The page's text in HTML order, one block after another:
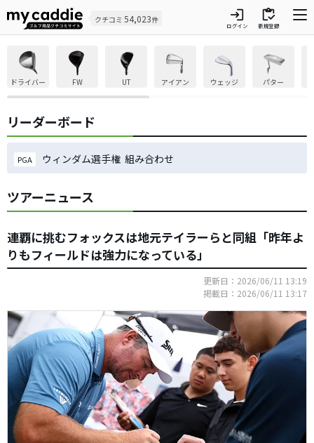
クチコミ 54,023件 login
ログイン
inventory
新規登録
ドライバー FW UT アイアン ウェッジ パター
リーダーボード
PGA ウィンダム選手権 組み合わせ
ツアーニュース
連覇に挑むフォックスは地元テイラーらと同組「昨年よ
りもフィールドは強力になっている」
更新日：2026/06/11 13:19
掲載日：2026/06/11 13:17